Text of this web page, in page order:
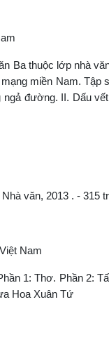
Ba thuộc lớp nhà
miền Nam.
đường. II. Dấu
văn, 2013 . - 315
Nam
1: Thơ. Phần 2:
Hoa Xuân Tứ